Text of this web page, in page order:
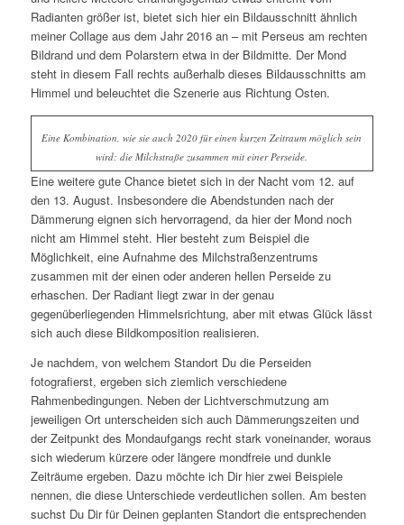
Radianten größer ist, bietet sich hier ein Bildausschnitt ähnlich
meiner Collage aus dem Jahr 2016 an – mit Perseus am rechten
Bildrand und dem Polarstern etwa in der Bildmitte. Der Mond
steht in diesem Fall rechts außerhalb dieses Bildausschnitts am
Himmel und beleuchtet die Szenerie aus Richtung Osten.
Eine Kombination, wie sie auch 2020 für einen kurzen Zeitraum möglich sein
wird: die Milchstraße zusammen mit einer Perseide.
Eine weitere gute Chance bietet sich in der Nacht vom 12. auf
den 13. August. Insbesondere die Abendstunden nach der
Dämmerung eignen sich hervorragend, da hier der Mond noch
nicht am Himmel steht. Hier besteht zum Beispiel die
Möglichkeit, eine Aufnahme des Milchstraßenzentrums
zusammen mit der einen oder anderen hellen Perseide zu
erhaschen. Der Radiant liegt zwar in der genau
gegenüberliegenden Himmelsrichtung, aber mit etwas Glück lässt
sich auch diese Bildkomposition realisieren.
Je nachdem, von welchem Standort Du die Perseiden
fotografierst, ergeben sich ziemlich verschiedene
Rahmenbedingungen. Neben der Lichtverschmutzung am
jeweiligen Ort unterscheiden sich auch Dämmerungszeiten und
der Zeitpunkt des Mondaufgangs recht stark voneinander, woraus
sich wiederum kürzere oder längere mondfreie und dunkle
Zeiträume ergeben. Dazu möchte ich Dir hier zwei Beispiele
nennen, die diese Unterschiede verdeutlichen sollen. Am besten
suchst Du Dir für Deinen geplanten Standort die entsprechenden